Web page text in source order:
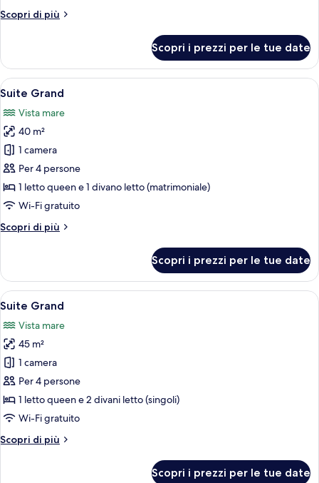
Scopri di più
Altri
Junior,
vista
mare
Scopri i prezzi per le tue date
Apri
tutte
le
foto
per
Suite
Grand
Una camera da letto con un letto,
20
Suite Grand
Vista mare
40 m²
1 camera
Per 4 persone
1 letto queen e 1 divano letto (matrimoniale)
Wi-Fi gratuito
Scopri di più
Altri
Grand
Scopri i prezzi per le tue date
Apri
tutte
le
foto
per
Suite
Grand
Un balcone con vasca
11
Suite Grand
Vista mare
45 m²
1 camera
Per 4 persone
1 letto queen e 2 divani letto (singoli)
Wi-Fi gratuito
Scopri di più
Altri
Scopri i prezzi per le tue date